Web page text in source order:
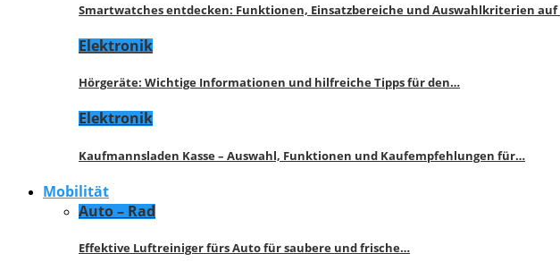
Smartwatches entdecken: Funktionen, Einsatzbereiche und Auswahlkriterien
Elektronik
Hörgeräte: Wichtige Informationen und hilfreiche Tipps für den…
Elektronik
Kaufmannsladen Kasse – Auswahl, Funktionen und Kaufempfehlungen für…
Mobilität
Auto – Rad
Effektive Luftreiniger fürs Auto für saubere und frische…